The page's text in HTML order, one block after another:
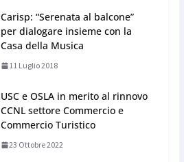
Carisp: “Serenata al balcone”
per dialogare insieme con la
Casa della Musica
11 Luglio 2018
USC e OSLA in merito al rinnovo
CCNL settore Commercio e
Commercio Turistico
23 Ottobre 2022